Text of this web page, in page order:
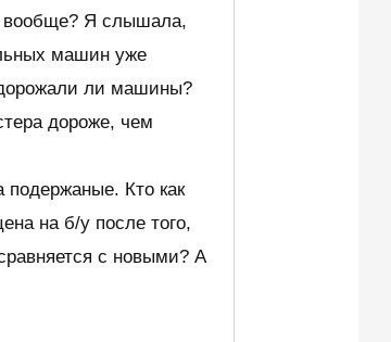
вообще? Я слышала,
машин уже
ли машины?
дороже, чем
Кто как
на б/у после того,
с новыми? А